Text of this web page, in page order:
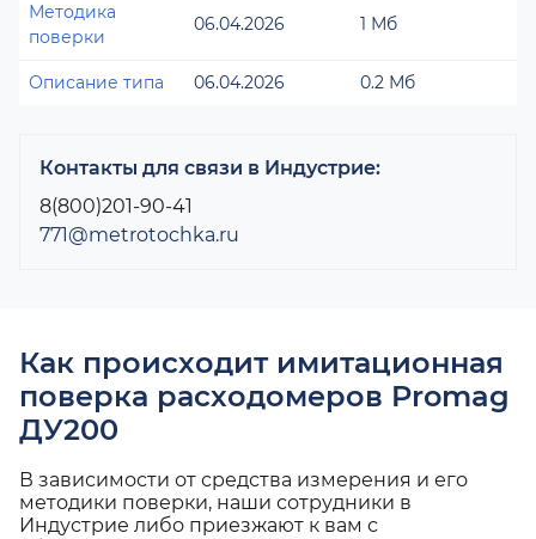
Методика
поверки
06.04.2026 1 Мб
Описание типа 06.04.2026 0.2 Мб
Контакты для связи в Индустрие:
8(800)201-90-41
771@metrotochka.ru
Как происходит имитационная
поверка расходомеров Promag
ДУ200
В зависимости от средства измерения и его
методики поверки, наши сотрудники в
Индустрие либо приезжают к вам с